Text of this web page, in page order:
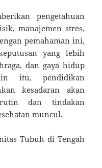
pengetahuan
manajemen stres,
pemahaman ini,
yang lebih
dan gaya hidup
itu, pendidikan
kesadaran akan
rutin dan tindakan
muncul.
Tubuh di Tengah